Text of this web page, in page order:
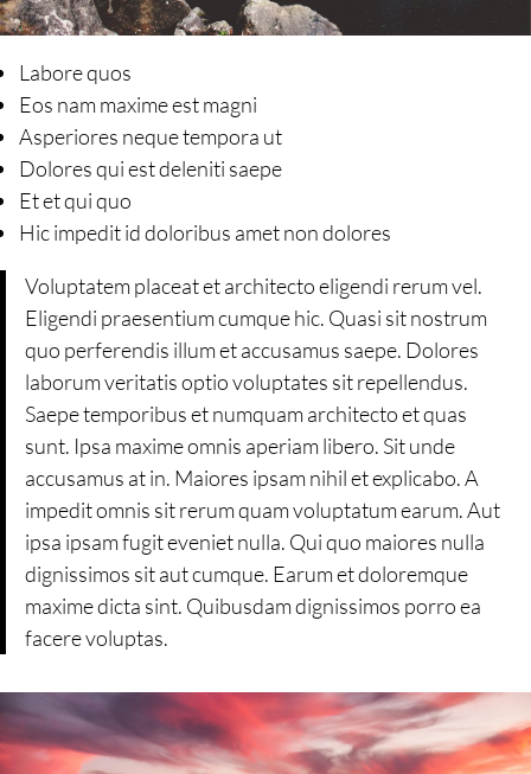
Labore quos
Eos nam maxime est magni
Asperiores neque tempora ut
Dolores qui est deleniti saepe
Et et qui quo
Hic impedit id doloribus amet non dolores
Voluptatem placeat et architecto eligendi rerum vel.
Eligendi praesentium cumque hic. Quasi sit nostrum
quo perferendis illum et accusamus saepe. Dolores
laborum veritatis optio voluptates sit repellendus.
Saepe temporibus et numquam architecto et quas
sunt. Ipsa maxime omnis aperiam libero. Sit unde
accusamus at in. Maiores ipsam nihil et explicabo. A
impedit omnis sit rerum quam voluptatum earum. Aut
ipsa ipsam fugit eveniet nulla. Qui quo maiores nulla
dignissimos sit aut cumque. Earum et doloremque
maxime dicta sint. Quibusdam dignissimos porro ea
facere voluptas.